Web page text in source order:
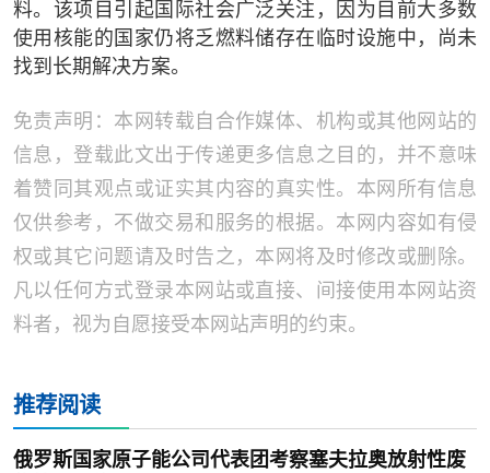
料。该项目引起国际社会广泛关注，因为目前大多数
使用核能的国家仍将乏燃料储存在临时设施中，尚未
找到长期解决方案。
免责声明：本网转载自合作媒体、机构或其他网站的
信息，登载此文出于传递更多信息之目的，并不意味
着赞同其观点或证实其内容的真实性。本网所有信息
仅供参考，不做交易和服务的根据。本网内容如有侵
权或其它问题请及时告之，本网将及时修改或删除。
凡以任何方式登录本网站或直接、间接使用本网站资
料者，视为自愿接受本网站声明的约束。
推荐阅读
俄罗斯国家原子能公司代表团考察塞夫拉奥放射性废